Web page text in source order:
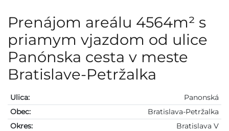
Prenájom areálu 4564m² s
priamym vjazdom od ulice
Panónska cesta v meste
Bratislave-Petržalka
Ulica:
Panonská
Obec:
Bratislava-Petržalka
Okres:
Bratislava V